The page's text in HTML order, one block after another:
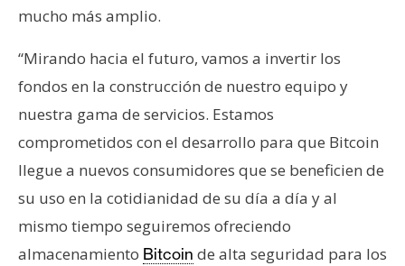
r
s
o
s
o
n
t
a
mucho más amplio.
“Mirando hacia el futuro, vamos a invertir los
fondos en la construcción de nuestro equipo y
nuestra gama de servicios. Estamos
comprometidos con el desarrollo para que Bitcoin
llegue a nuevos consumidores que se beneficien de
su uso en la cotidianidad de su día a día y al
mismo tiempo seguiremos ofreciendo
almacenamiento Bitcoin de alta seguridad para los